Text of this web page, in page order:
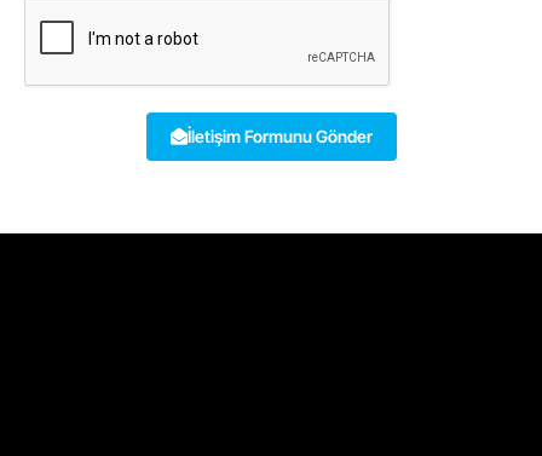
İletişim Formunu Gönder